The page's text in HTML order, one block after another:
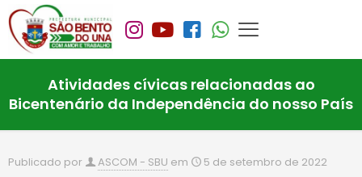
Atividades cívicas relacionadas ao
Bicentenário da Independência do nosso País
Publicado por ASCOM - SBU em 5 de setembro de 2022